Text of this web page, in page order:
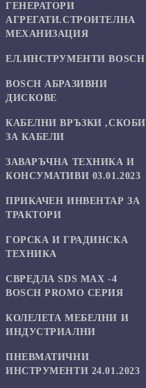
ГЕНЕРАТОРИ
АГРЕГАТИ.СТРОИТЕЛНА
МЕХАНИЗАЦИЯ
ЕЛ.ИНСТРУМЕНТИ BOSCH
BOSCH АБРАЗИВНИ
ДИСКОВЕ
КАБЕЛНИ ВРЪЗКИ ,СКОБИ
ЗА КАБЕЛИ
ЗАВАРЪЧНА ТЕХНИКА И
КОНСУМАТИВИ 03.01.2023
ПРИКАЧЕН ИНВЕНТАР ЗА
ТРАКТОРИ
ГОРСКА И ГРАДИНСКА
ТЕХНИКА
СВРЕДЛА SDS MAX -4
BOSCH PROMO СЕРИЯ
КОЛЕЛЕТА МЕБЕЛНИ И
ИНДУСТРИАЛНИ
ПНЕВМАТИЧНИ
ИНСТРУМЕНТИ 24.01.2023